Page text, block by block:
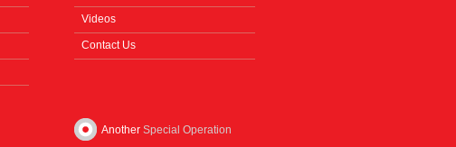
Videos
Contact Us
Another Special Operation